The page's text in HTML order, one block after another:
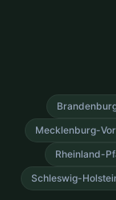
Mecklenburg-
Rheinland-
Schleswig-